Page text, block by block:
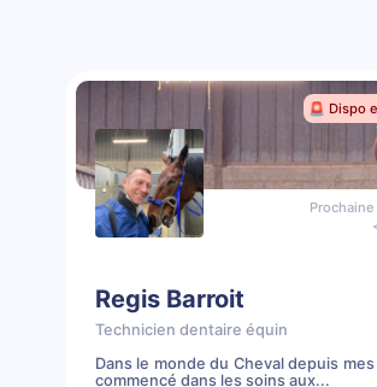
🚨 Dispo
Regis Barroit
Technicien dentaire équin
Dans le monde du Cheval depuis mes
commencé dans les soins aux...